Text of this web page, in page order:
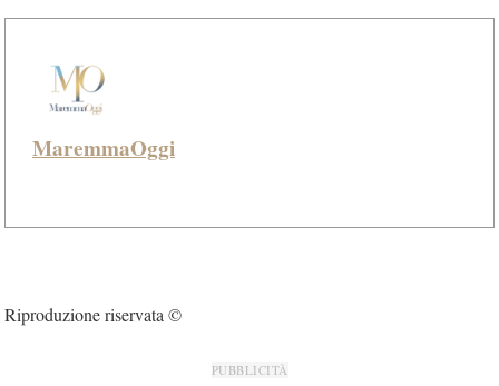
MaremmaOggi
Riproduzione riservata ©
PUBBLICITÀ